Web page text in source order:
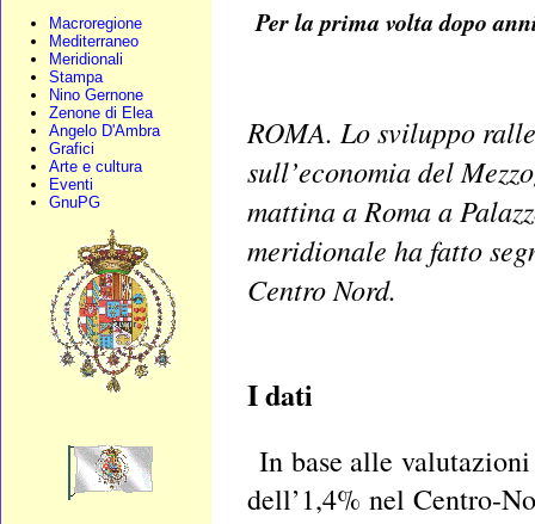
Macroregione
Mediterraneo
Meridionali
Stampa
Nino Gernone
Zenone di Elea
Angelo D'Ambra
Grafici
Arte e cultura
Eventi
GnuPG
Per la prima volta dopo
ROMA. Lo sviluppo
sull’economia del
mattina a Roma a
meridionale ha fatto
Centro Nord.
I dati
In base alle
dell’1,4% nel Centro-